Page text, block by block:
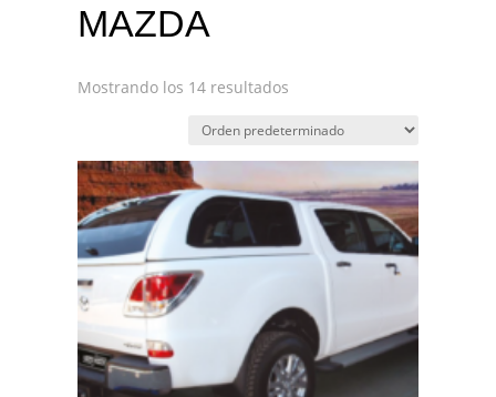
MAZDA
Mostrando los 14 resultados